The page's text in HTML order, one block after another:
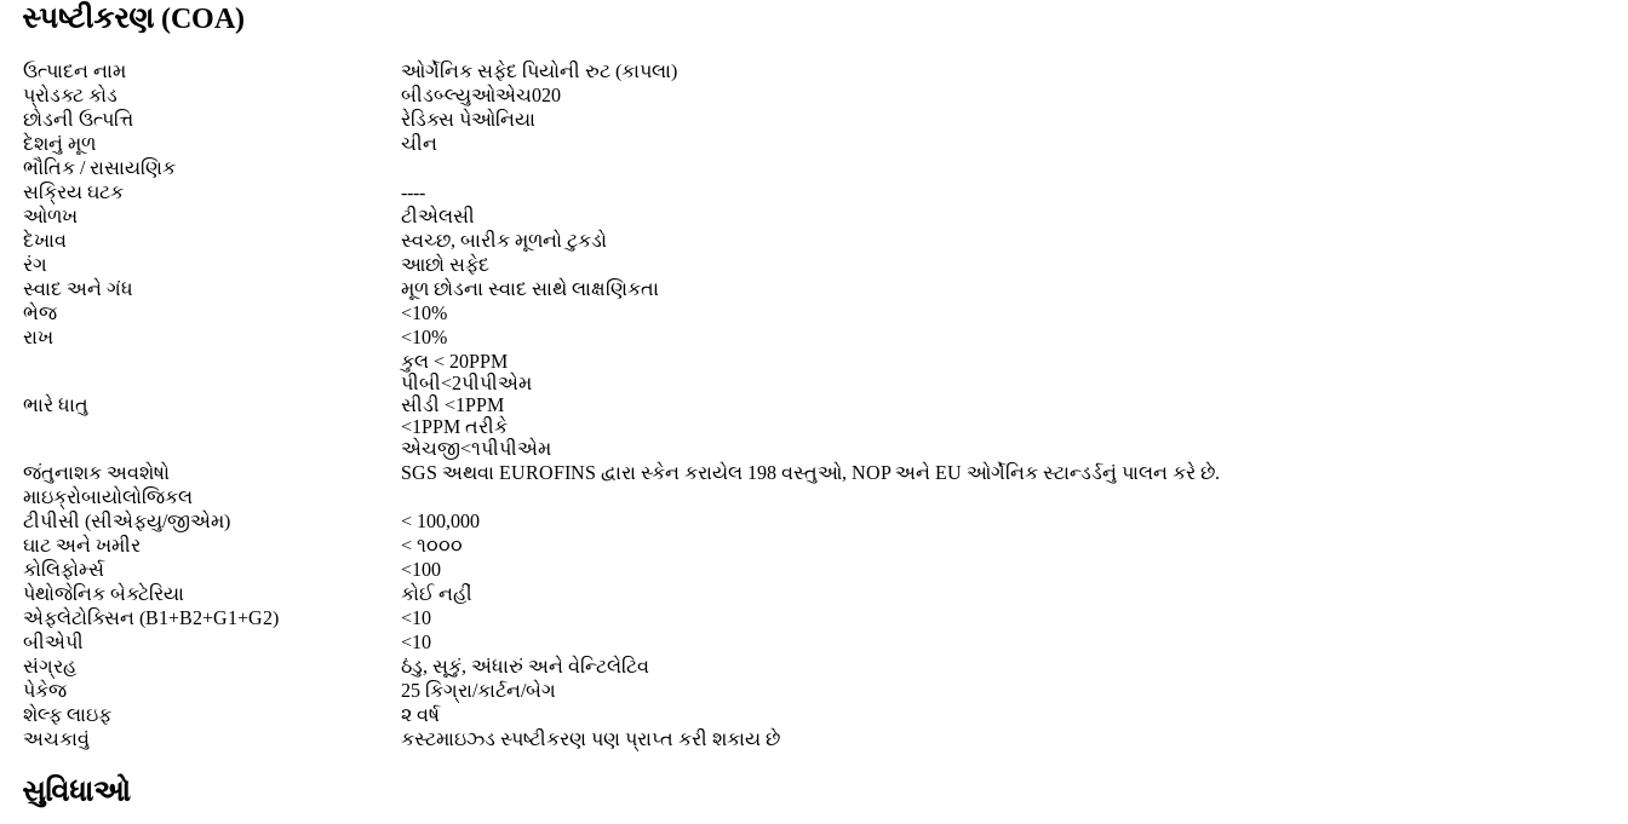
સ્પષ્ટીકરણ (COA)
ઉત્પાદન નામ
ઓર્ગેનિક સફેદ પિયોની રુટ (કાપલા)
પ્રોડક્ટ કોડ
બીડબ્લ્યુઓએચ020
છોડની ઉત્પત્તિ
રેડિક્સ પેઓનિયા
દેશનું મૂળ
ચીન
ભૌતિક / રાસાયણિક
સક્રિય ઘટક
----
ઓળખ
ટીએલસી
દેખાવ
સ્વચ્છ, બારીક મૂળનો ટુકડો
રંગ
આછો સફેદ
સ્વાદ અને ગંધ
મૂળ છોડના સ્વાદ સાથે લાક્ષણિકતા
ભેજ
<10%
રાખ
<10%
ભારે ધાતુ
કુલ < 20PPM
પીબી<2પીપીએમ
સીડી <1PPM
<1PPM તરીકે
એચજી<૧પીપીએમ
જંતુનાશક અવશેષો
SGS અથવા EUROFINS દ્વારા સ્કેન કરાયેલ 198 વસ્તુઓ, NOP અને EU ઓર્ગેનિક સ્ટાન્ડર્ડનું પાલન કરે છે.
માઇક્રોબાયોલોજિકલ
ટીપીસી (સીએફયુ/જીએમ)
< 100,000
ઘાટ અને ખમીર
< ૧૦૦૦
કોલિફોર્મ્સ
<100
પેથોજેનિક બેક્ટેરિયા
કોઈ નહીં
એફ્લેટોક્સિન (B1+B2+G1+G2)
<10
બીએપી
<10
સંગ્રહ
ઠંડુ, સૂકું, અંધારું અને વેન્ટિલેટિવ
પેકેજ
25 કિગ્રા/કાર્ટન/બેગ
શેલ્ફ લાઇફ
૨ વર્ષ
અચકાવું
કસ્ટમાઇઝ્ડ સ્પષ્ટીકરણ પણ પ્રાપ્ત કરી શકાય છે
સુવિધાઓ